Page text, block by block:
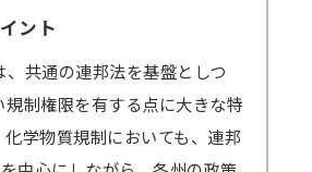
がございます。お手数です
リは閉じた状態にてZoomに
ない場合の対処例
であれば動画を何度も視聴でき
も開催4営業日後までに録画動
します（一部、編集加工しま
ント
共通の連邦法を基盤としつ
規制権限を有する点に大きな特
学物質規制においても、連邦